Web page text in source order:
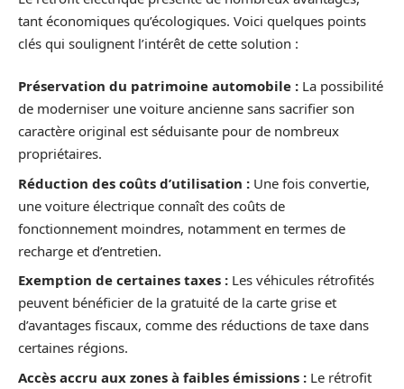
tant économiques qu’écologiques. Voici quelques points
clés qui soulignent l’intérêt de cette solution :
Préservation du patrimoine automobile : La possibilité
de moderniser une voiture ancienne sans sacrifier son
caractère original est séduisante pour de nombreux
propriétaires.
Réduction des coûts d’utilisation : Une fois convertie,
une voiture électrique connaît des coûts de
fonctionnement moindres, notamment en termes de
recharge et d’entretien.
Exemption de certaines taxes : Les véhicules rétrofités
peuvent bénéficier de la gratuité de la carte grise et
d’avantages fiscaux, comme des réductions de taxe dans
certaines régions.
Accès accru aux zones à faibles émissions : Le rétrofit